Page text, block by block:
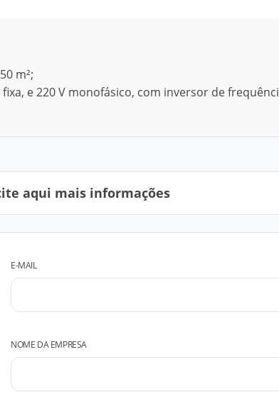
m²;
e 220 V monofásico, com inversor de
aqui mais informações
E-MAIL
NOME DA EMPRESA